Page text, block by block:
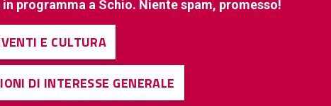
programma a Schio. Niente spam, promesso!
E CULTURA
DI INTERESSE GENERALE